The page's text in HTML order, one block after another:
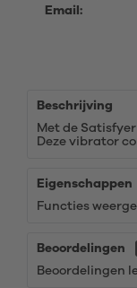
Email:
Beschrijving
Met de
Deze vibrator
Eigenschappen
Functies
Beoordelingen
Beoordelingen